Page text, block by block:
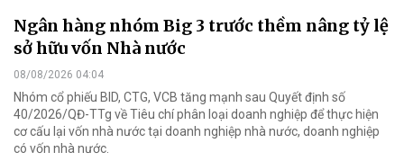
Ngân hàng nhóm Big 3 trước thềm nâng tỷ lệ
sở hữu vốn Nhà nước
08/08/2026 04:04
Nhóm cổ phiếu BID, CTG, VCB tăng mạnh sau Quyết định số
40/2026/QĐ-TTg về Tiêu chí phân loại doanh nghiệp để thực hiện
cơ cấu lại vốn nhà nước tại doanh nghiệp nhà nước, doanh nghiệp
có vốn nhà nước.